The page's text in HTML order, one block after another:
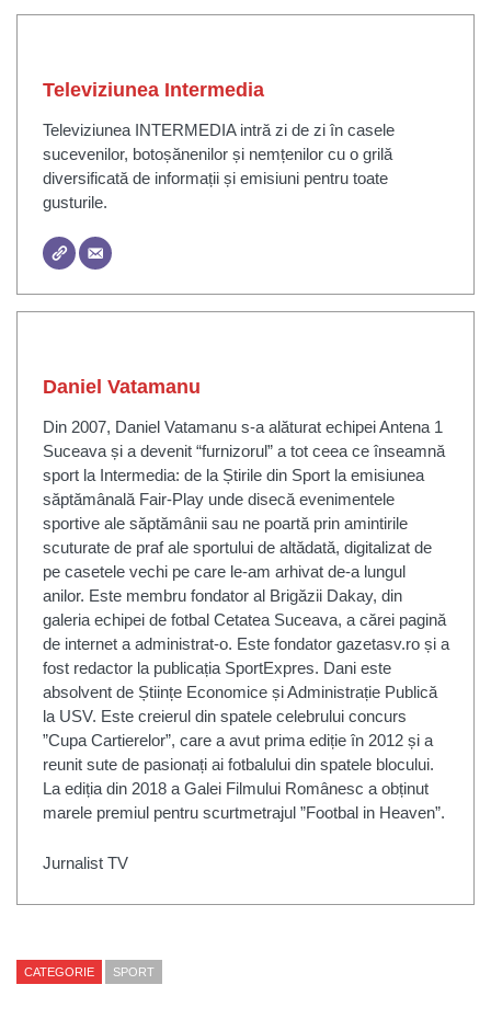
Televiziunea Intermedia
Televiziunea INTERMEDIA intră zi de zi în casele
sucevenilor, botoșănenilor și nemțenilor cu o grilă
diversificată de informații și emisiuni pentru toate
gusturile.
Daniel Vatamanu
Din 2007, Daniel Vatamanu s-a alăturat echipei Antena 1
Suceava și a devenit “furnizorul” a tot ceea ce înseamnă
sport la Intermedia: de la Știrile din Sport la emisiunea
săptămânală Fair-Play unde disecă evenimentele
sportive ale săptămânii sau ne poartă prin amintirile
scuturate de praf ale sportului de altădată, digitalizat de
pe casetele vechi pe care le-am arhivat de-a lungul
anilor. Este membru fondator al Brigăzii Dakay, din
galeria echipei de fotbal Cetatea Suceava, a cărei pagină
de internet a administrat-o. Este fondator gazetasv.ro și a
fost redactor la publicația SportExpres. Dani este
absolvent de Științe Economice și Administrație Publică
la USV. Este creierul din spatele celebrului concurs
”Cupa Cartierelor”, care a avut prima ediție în 2012 și a
reunit sute de pasionați ai fotbalului din spatele blocului.
La ediția din 2018 a Galei Filmului Românesc a obținut
marele premiul pentru scurtmetrajul ”Footbal in Heaven”.
Jurnalist TV
CATEGORIE SPORT